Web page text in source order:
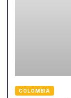
COLOMBIA